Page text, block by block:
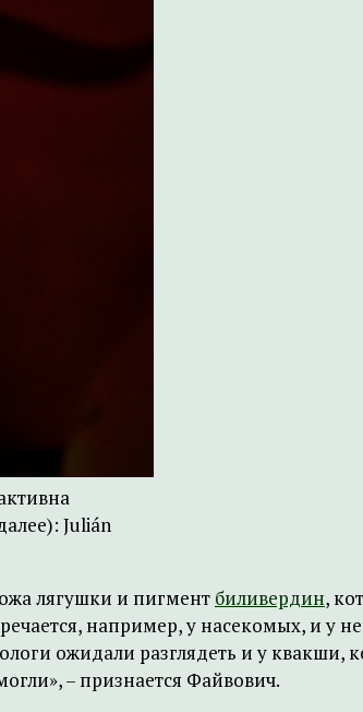
Julián
лягушки и пигмент биливердин,
например, у насекомых, и у
ожидали разглядеть и у квакши,
– признается Файвович.